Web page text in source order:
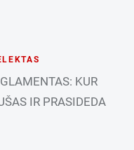
KUR
IR PRASIDEDA